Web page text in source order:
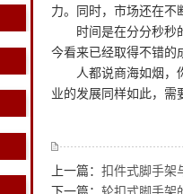
力。同时，市场还在不
时间是在分分秒秒的
今看来已经取得不错的
人都说商海如烟，你
业的发展同样如此，需
上一篇：扣件式脚手架
下一篇：轮扣式脚手架